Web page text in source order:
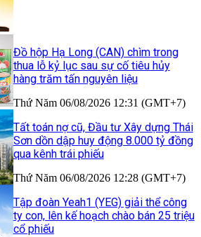
Đồ hộp Hạ Long (CAN) chìm trong
thua lỗ kỷ lục sau sự cố tiêu hủy
hàng trăm tấn nguyên liệu
Thứ Năm 06/08/2026 12:31 (GMT+7)
Tất toán nợ cũ, Đầu tư Xây dựng Thái
Sơn dồn dập huy động 8.000 tỷ đồng
qua kênh trái phiếu
Thứ Năm 06/08/2026 12:28 (GMT+7)
Tập đoàn Yeah1 (YEG) giải thể công
ty con, lên kế hoạch chào bán 25 triệu
cổ phiếu